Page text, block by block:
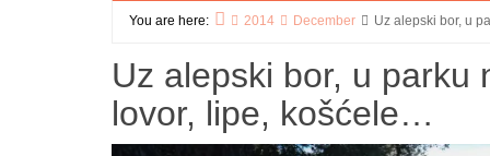
You are here:
2014 December Uz alepski bor, u
Uz alepski bor, u parku
lovor, lipe, košćele…